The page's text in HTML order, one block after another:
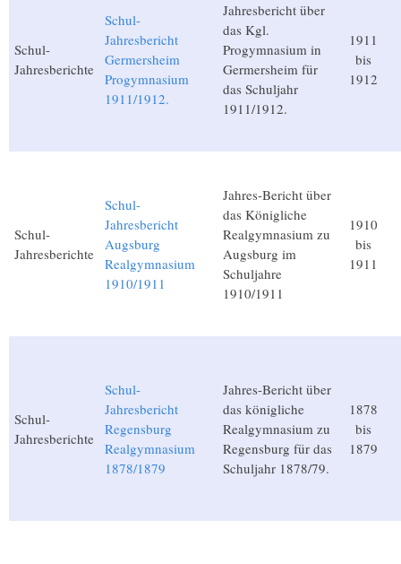
Schul-
Jahresberichte
Schul-
Jahresbericht
Germersheim
Progymnasium
1911/1912.
Jahresbericht über
das Kgl.
Progymnasium in
Germersheim für
das Schuljahr
1911/1912.
1911
bis
1912
Schul-
Jahresberichte
Schul-
Jahresbericht
Augsburg
Realgymnasium
1910/1911
Jahres-Bericht über
das Königliche
Realgymnasium zu
Augsburg im
Schuljahre
1910/1911
1910
bis
1911
Schul-
Jahresberichte
Schul-
Jahresbericht
Regensburg
Realgymnasium
1878/1879
Jahres-Bericht über
das königliche
Realgymnasium zu
Regensburg für das
Schuljahr 1878/79.
1878
bis
1879